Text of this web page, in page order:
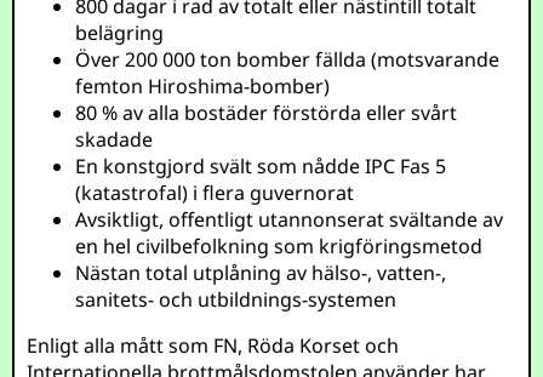
800 dagar i rad av totalt eller nästintill totalt
belägring
Över 200 000 ton bomber fällda (motsvarande
femton Hiroshima-bomber)
80 % av alla bostäder förstörda eller svårt
skadade
En konstgjord svält som nådde IPC Fas 5
(katastrofal) i flera guvernorat
Avsiktligt, offentligt utannonserat svältande av
en hel civilbefolkning som krigföringsmetod
Nästan total utplåning av hälso-, vatten-,
sanitets- och utbildnings-systemen
Enligt alla mått som FN, Röda Korset och